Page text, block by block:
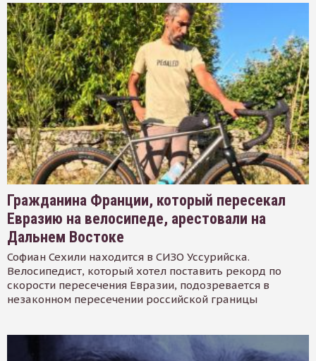
Гражданина Франции, который пересекал
Евразию на велосипеде, арестовали на
Дальнем Востоке
Софиан Сехили находится в СИЗО Уссурийска.
Велосипедист, который хотел поставить рекорд по
скорости пересечения Евразии, подозревается в
незаконном пересечении российской границы